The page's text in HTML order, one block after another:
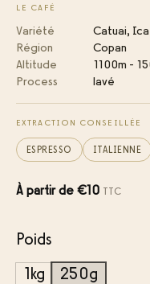
LE CAFÉ
Variété
Catuai,
Région
Copan
Altitude
1100m -
Process
lavé
EXTRACTION CONSEILLÉE
ESPRESSO ITALIENNE
À partir de €10 TTC
Poids
1kg
250g